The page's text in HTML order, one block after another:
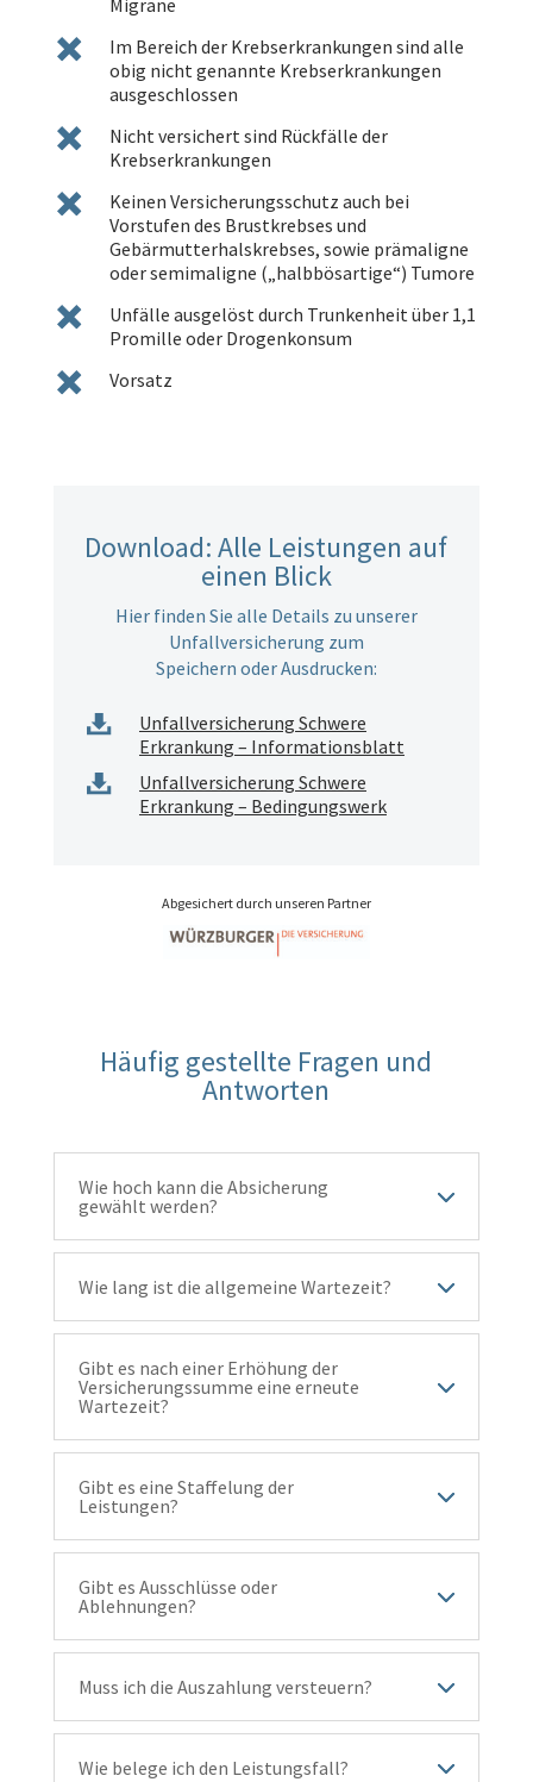
Migräne
Im Bereich der Krebserkrankungen sind alle
obig nicht genannte Krebserkrankungen
ausgeschlossen
Nicht versichert sind Rückfälle der
Krebserkrankungen
Keinen Versicherungsschutz auch bei
Vorstufen des Brustkrebses und
Gebärmutterhalskrebses, sowie prämaligne
oder semimaligne („halbbösartige“) Tumore
Unfälle ausgelöst durch Trunkenheit über 1,1
Promille oder Drogenkonsum
Vorsatz
Download: Alle Leistungen auf
einen Blick
Hier finden Sie alle Details zu unserer
Unfallversicherung zum
Speichern oder Ausdrucken:
Unfallversicherung Schwere
Erkrankung – Informationsblatt
Unfallversicherung Schwere
Erkrankung – Bedingungswerk
Abgesichert durch unseren Partner
Häufig gestellte Fragen und
Antworten
Wie hoch kann die Absicherung
gewählt werden?
Wie lang ist die allgemeine Wartezeit?
Gibt es nach einer Erhöhung der
Versicherungssumme eine erneute
Wartezeit?
Gibt es eine Staffelung der
Leistungen?
Gibt es Ausschlüsse oder
Ablehnungen?
Muss ich die Auszahlung versteuern?
Wie belege ich den Leistungsfall?